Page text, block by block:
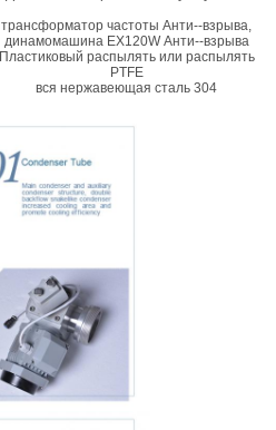
трансформатор частоты Анти--взрыва,
динамомашина EX120W Анти--взрыва
Пластиковый распылять или распылять
PTFE
вся нержавеющая сталь 304